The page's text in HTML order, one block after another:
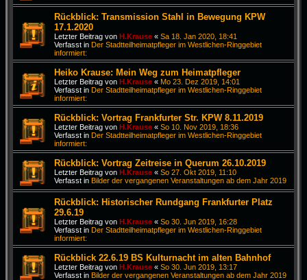
Rückblick: Transmission Stahl in Bewegung KPW
17.1.2020
Letzter Beitrag von H.Krause « Sa 18. Jan 2020, 18:41
Verfasst in Der Stadtteilheimatpfleger im Westlichen-Ringgebiet
informiert:
Heiko Krause: Mein Weg zum Heimatpfleger
Letzter Beitrag von H.Krause « Mo 23. Dez 2019, 14:01
Verfasst in Der Stadtteilheimatpfleger im Westlichen-Ringgebiet
informiert:
Rückblick: Vortrag Frankfurter Str. KPW 8.11.2019
Letzter Beitrag von H.Krause « So 10. Nov 2019, 18:36
Verfasst in Der Stadtteilheimatpfleger im Westlichen-Ringgebiet
informiert:
Rückblick: Vortrag Zeitreise in Querum 26.10.2019
Letzter Beitrag von H.Krause « So 27. Okt 2019, 11:10
Verfasst in Bilder der vergangenen Veranstaltungen ab dem Jahr 2019
Rückblick: Historischer Rundgang Frankfurter Platz
29.6.19
Letzter Beitrag von H.Krause « So 30. Jun 2019, 16:28
Verfasst in Der Stadtteilheimatpfleger im Westlichen-Ringgebiet
informiert:
Rückblick 22.6.19 BS Kulturnacht im alten Bahnhof
Letzter Beitrag von H.Krause « So 30. Jun 2019, 13:17
Verfasst in Bilder der vergangenen Veranstaltungen ab dem Jahr 2019